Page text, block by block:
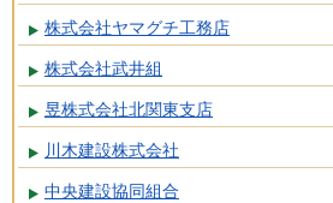
株式会社ヤマグチ工務店
株式会社武井組
昱株式会社北関東支店
川木建設株式会社
中央建設協同組合